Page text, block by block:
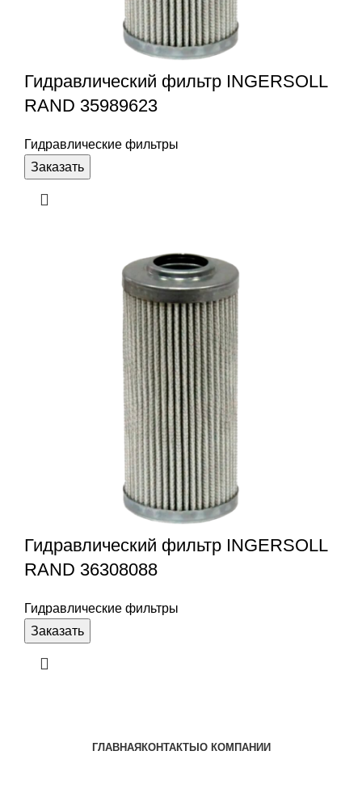
Гидравлический фильтр INGERSOLL
RAND 35989623
Гидравлические фильтры
Заказать
Гидравлический фильтр INGERSOLL
RAND 36308088
Гидравлические фильтры
Заказать
ГЛАВНАЯКОНТАКТЫО КОМПАНИИ